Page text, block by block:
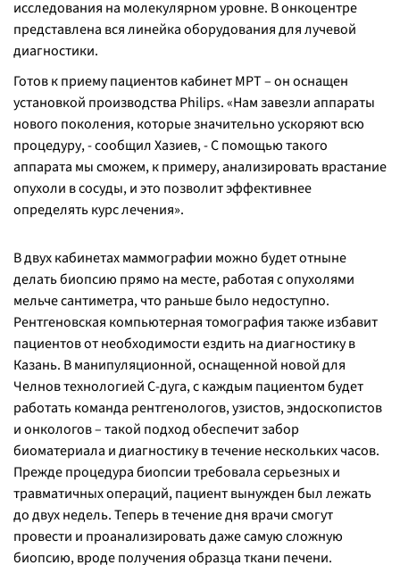
исследования на молекулярном уровне. В онкоцентре
представлена вся линейка оборудования для лучевой
диагностики.
Готов к приему пациентов кабинет МРТ – он оснащен
установкой производства Philips. «Нам завезли аппараты
нового поколения, которые значительно ускоряют всю
процедуру, -сообщил Хазиев,- С помощью такого
аппарата мы сможем, к примеру, анализировать врастание
опухоли в сосуды, и это позволит эффективнее
определять курс лечения».
В двух кабинетах маммографии можно будет отныне
делать биопсию прямо на месте, работая с опухолями
мельче сантиметра, что раньше было недоступно.
Рентгеновская компьютерная томография также избавит
пациентов от необходимости ездить на диагностику в
Казань. В манипуляционной, оснащенной новой для
Челнов технологией С-дуга, с каждым пациентом будет
работать команда рентгенологов, узистов, эндоскопистов
и онкологов – такой подход обеспечит забор
биоматериала и диагностику в течение нескольких часов.
Прежде процедура биопсии требовала серьезных и
травматичных операций, пациент вынужден был лежать
до двух недель. Теперь в течение дня врачи смогут
провести и проанализировать даже самую сложную
биопсию, вроде получения образца ткани печени.